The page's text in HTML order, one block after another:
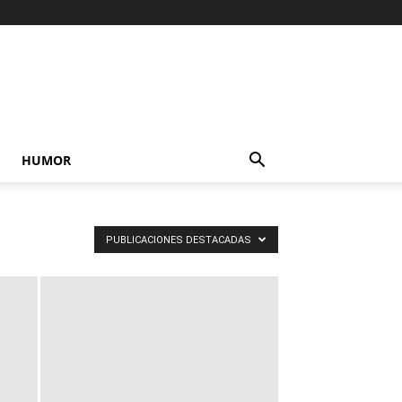
HUMOR
PUBLICACIONES DESTACADAS